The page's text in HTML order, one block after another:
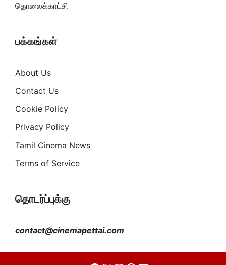
தொலைக்காட்சி
பக்கங்கள்
About Us
Contact Us
Cookie Policy
Privacy Policy
Tamil Cinema News
Terms of Service
தொடர்ப்புக்கு
contact@cinemapettai.com